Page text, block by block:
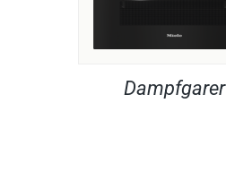
Dampfgarer